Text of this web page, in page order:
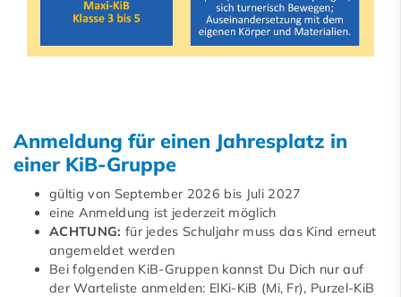
Anmeldung für einen Jahresplatz in
einer KiB-Gruppe
gültig von September 2026 bis Juli 2027
eine Anmeldung ist jederzeit möglich
ACHTUNG: für jedes Schuljahr muss das Kind erneut
angemeldet werden
Bei folgenden KiB-Gruppen kannst Du Dich nur auf
der Warteliste anmelden: ElKi-KiB (Mi, Fr), Purzel-KiB